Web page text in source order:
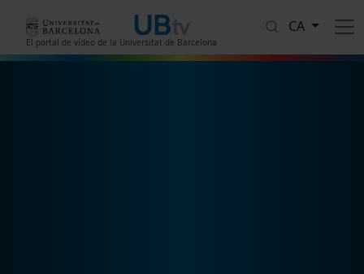
El portal de vídeo de la Universitat de Barcelona
CA